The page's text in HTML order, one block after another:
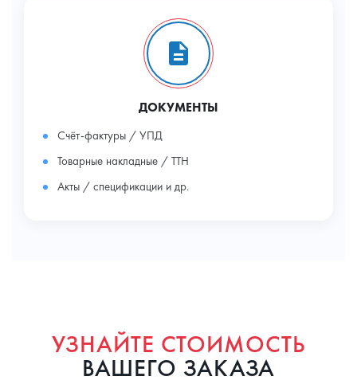
ДОКУМЕНТЫ
Счёт-фактуры / УПД
Товарные накладные / ТТН
Акты / спецификации и др.
УЗНАЙТЕ СТОИМОСТЬ
ВАШЕГО ЗАКАЗА